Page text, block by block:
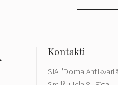
SIA "Doma